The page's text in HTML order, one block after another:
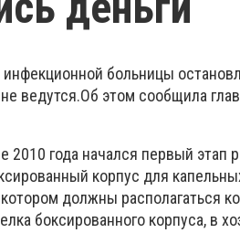
больницы
ведутся.Об этом сообщила
2010 года начался первый этап
корпус для
должны располагаться
боксированного корпуса, в